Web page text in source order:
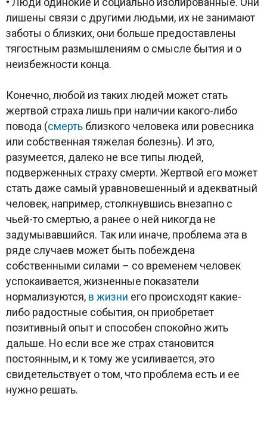
лишены связи с другими людьми, их не занимают
заботы о близких, они больше предоставлены
тягостным размышлениям о смысле бытия и о
неизбежности конца.
Конечно, любой из таких людей может стать
жертвой страха лишь при наличии какого-либо
повода (смерть близкого человека или ровесника
или собственная тяжелая болезнь). И это,
разумеется, далеко не все типы людей,
подверженных страху смерти. Жертвой его может
стать даже самый уравновешенный и адекватный
человек, например, столкнувшись внезапно с
чьей-то смертью, а ранее о ней никогда не
задумывавшийся. Так или иначе, проблема эта в
ряде случаев может быть побеждена
собственными силами – со временем человек
успокаивается, жизненные показатели
нормализуются, в жизни его происходят какие-
либо радостные события, он приобретает
позитивный опыт и способен спокойно жить
дальше. Но если все же страх становится
постоянным, и к тому же усиливается, это
свидетельствует о том, что проблема есть и ее
нужно решать.